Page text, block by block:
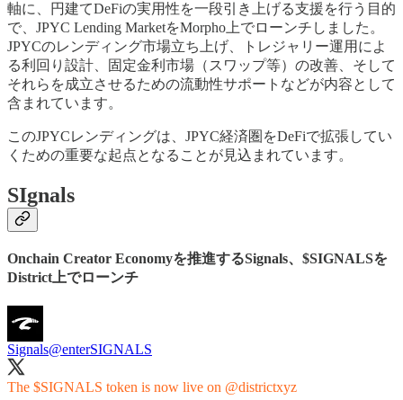
軸に、円建てDeFiの実用性を一段引き上げる支援を行う目的
で、JPYC Lending MarketをMorpho上でローンチしました。
JPYCのレンディング市場立ち上げ、トレジャリー運用によ
る利回り設計、固定金利市場（スワップ等）の改善、そして
それらを成立させるための流動性サポートなどが内容として
含まれています。
このJPYCレンディングは、JPYC経済圏をDeFiで拡張してい
くための重要な起点となることが見込まれています。
SIgnals
Onchain Creator Economyを推進するSignals、$SIGNALSを
District上でローンチ
Signals@enterSIGNALS
The $SIGNALS token is now live on @districtxyz